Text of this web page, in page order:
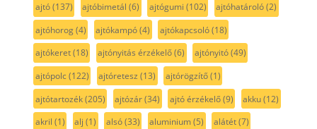
ajtó(137) ajtóbimetál (6) ajtógumi (102) ajtóhatároló(2)
ajtóhorog(4) ajtókampó(4) ajtókapcsoló(18)
ajtókeret(18) ajtónyitás érzékelő(6) ajtónyitó(49)
ajtópolc(122) ajtóretesz (13) ajtórögzítő(1)
ajtótartozék(205) ajtózár(34) ajtó érzékelő(9) akku(12)
akril (1) alj (1) alsó(33) aluminium(5) alátét(7)